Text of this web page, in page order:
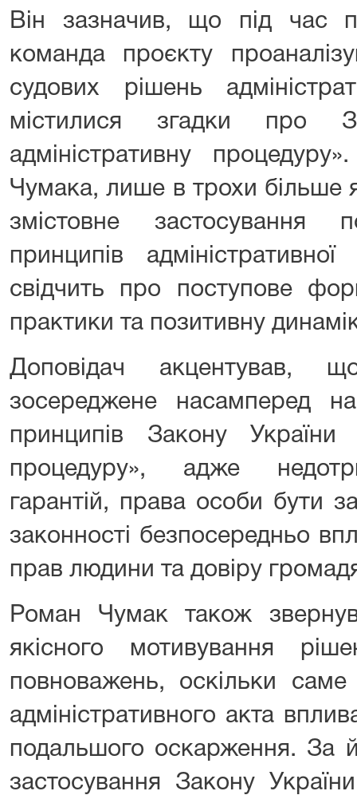
Він зазначив, що під час
команда проєкту
судових рішень
містилися згадки про
адміністративну
Чумака, лише в трохи більше
змістовне
принципів
свідчить про поступове
практики та позитивну
Доповідач акцентував,
зосереджене насамперед на
принципів Закону України
процедуру», адже
гарантій, права особи бути
законності безпосередньо
прав людини та довіру
Роман Чумак також
якісного мотивування
повноважень, оскільки
адміністративного акта
подальшого оскарження. За
застосування Закону